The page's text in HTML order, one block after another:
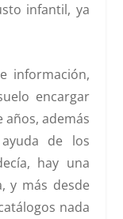
infantil, ya
información,
encargar
años, además
de los
hay una
y más desde
nada